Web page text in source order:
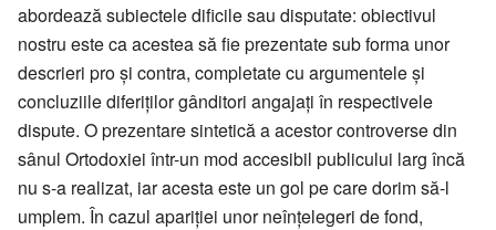
abordează subiectele dificile sau disputate: obiectivul
nostru este ca acestea să fie prezentate sub forma unor
descrieri pro și contra, completate cu argumentele și
concluziile diferiților gânditori angajați în respectivele
dispute. O prezentare sintetică a acestor controverse din
sânul Ortodoxiei într-un mod accesibil publicului larg încă
nu s-a realizat, iar acesta este un gol pe care dorim să-l
umplem. În cazul apariției unor neînțelegeri de fond,